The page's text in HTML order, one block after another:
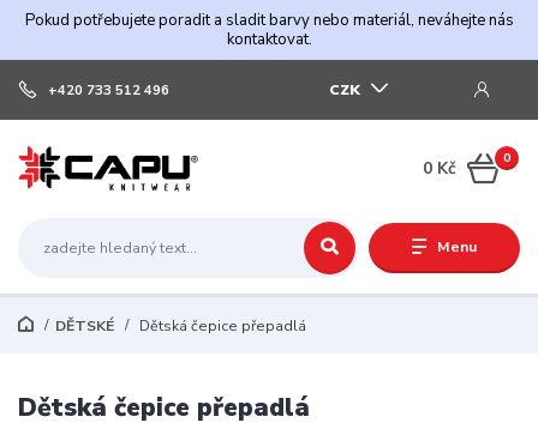
Pokud potřebujete poradit a sladit barvy nebo materiál, neváhejte nás
kontaktovat.
Menu
CZK
+420 733 512 496
0
0 Kč
DĚTSKÉ Dětská čepice přepadlá
Dětská čepice přepadlá